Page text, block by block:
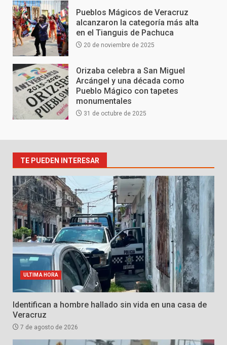
Pueblos Mágicos de Veracruz
alcanzaron la categoría más alta
en el Tianguis de Pachuca
20 de noviembre de 2025
Orizaba celebra a San Miguel
Arcángel y una década como
Pueblo Mágico con tapetes
monumentales
31 de octubre de 2025
TE PUEDEN INTERESAR
ULTIMA HORA
Identifican a hombre hallado sin vida en una casa de
Veracruz
7 de agosto de 2026